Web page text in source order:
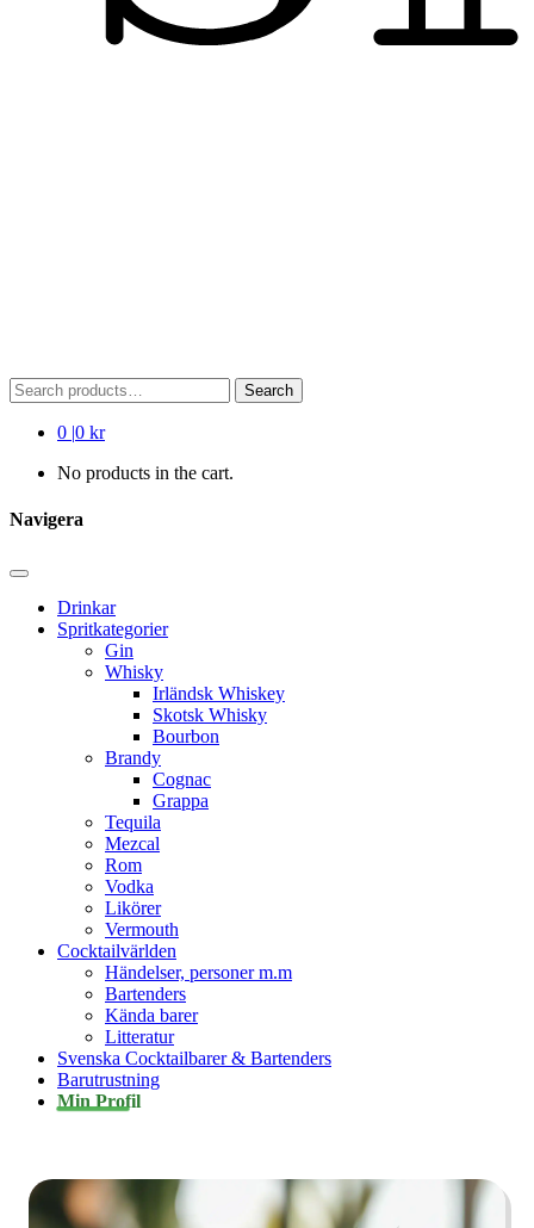
Search
for:
Search
0 |0 kr
No products in the cart.
Navigera
Drinkar
Spritkategorier
Gin
Whisky
Irländsk Whiskey
Skotsk Whisky
Bourbon
Brandy
Cognac
Grappa
Tequila
Mezcal
Rom
Vodka
Likörer
Vermouth
Cocktailvärlden
Händelser, personer m.m
Bartenders
Kända barer
Litteratur
Svenska Cocktailbarer & Bartenders
Barutrustning
Min Profil